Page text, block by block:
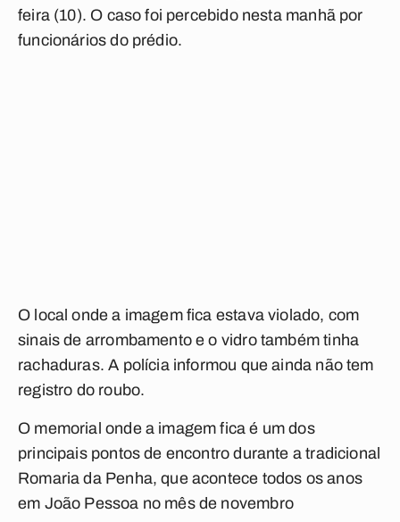
feira (10). O caso foi percebido nesta manhã por
funcionários do prédio.
O local onde a imagem fica estava violado, com
sinais de arrombamento e o vidro também tinha
rachaduras. A polícia informou que ainda não tem
registro do roubo.
O memorial onde a imagem fica é um dos
principais pontos de encontro durante a tradicional
Romaria da Penha, que acontece todos os anos
em João Pessoa no mês de novembro